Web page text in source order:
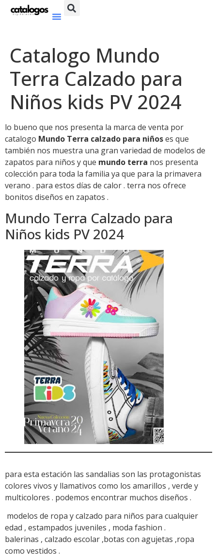
Catalogo Mundo
Terra Calzado para
Niños kids PV 2024
lo bueno que nos presenta la marca de venta por
catalogo Mundo Terra calzado para niñoses que
también nos muestra una gran variedad de modelos de
zapatos para niños y que mundo terra nos presenta
colección para toda la familia ya que para la primavera
verano . para estos días de calor . terra nos ofrece
bonitos diseños en zapatos .
Mundo Terra Calzado para
Niños kids PV 2024
para esta estación las sandalias son las protagonistas
colores vivos y llamativos como los amarillos , verde y
multicolores . podemos encontrar muchos diseños .
modelos de ropa y calzado para niños para cualquier
edad , estampados juveniles , moda fashion .
balerinas , calzado escolar ,botas con agujetas ,ropa
como vestidos .